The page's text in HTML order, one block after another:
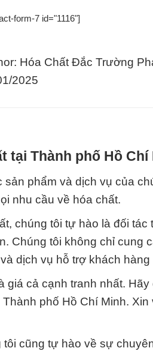
form-7 id="1116"]
Hóa Chất Đắc Trường
2025
tại Thành phố Hồ Chí
phẩm và dịch vụ của
nhu cầu về hóa chất.
chúng tôi tự hào là đối tác
Chúng tôi không chỉ cung
dịch vụ hỗ trợ khách hàng
giá cả cạnh tranh nhất.
phố Hồ Chí Minh. Xin
cũng tự hào về sự